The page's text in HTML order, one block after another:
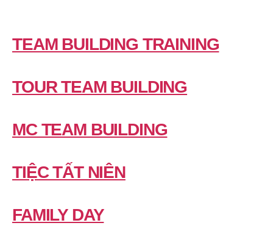
TEAM BUILDING TRAINING
TOUR TEAM BUILDING
MC TEAM BUILDING
TIỆC TẤT NIÊN
FAMILY DAY